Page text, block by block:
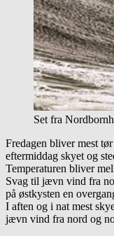
Set fra
Fredagen bliver mest
eftermiddag skyet og
Temperaturen bliver
Svag til jævn vind fra
på østkysten en
I aften og i nat mest
jævn vind fra nord og